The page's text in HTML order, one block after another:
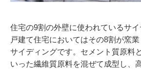
住宅の9割の外壁に使われているサイ
戸建て住宅においてはその8割が窯
サイディングです。セメント質原料
いった繊維質原料を混ぜて成型し、